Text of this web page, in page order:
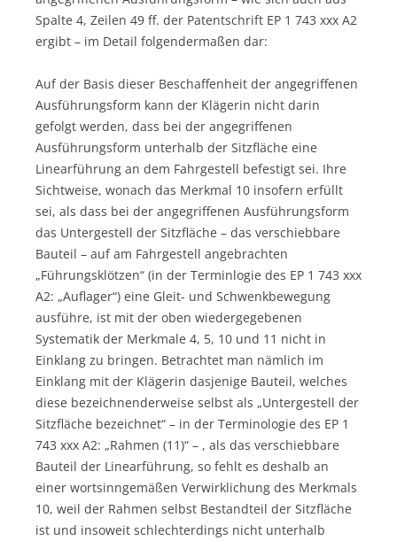
Spalte 4, Zeilen 49 ff. der Patentschrift EP 1 743 xxx A2
ergibt – im Detail folgendermaßen dar:
Auf der Basis dieser Beschaffenheit der angegriffenen
Ausführungsform kann der Klägerin nicht darin
gefolgt werden, dass bei der angegriffenen
Ausführungsform unterhalb der Sitzfläche eine
Linearführung an dem Fahrgestell befestigt sei. Ihre
Sichtweise, wonach das Merkmal 10 insofern erfüllt
sei, als dass bei der angegriffenen Ausführungsform
das Untergestell der Sitzfläche – das verschiebbare
Bauteil – auf am Fahrgestell angebrachten
„Führungsklötzen“ (in der Terminlogie des EP 1 743 xxx
A2: „Auflager“) eine Gleit- und Schwenkbewegung
ausführe, ist mit der oben wiedergegebenen
Systematik der Merkmale 4, 5, 10 und 11 nicht in
Einklang zu bringen. Betrachtet man nämlich im
Einklang mit der Klägerin dasjenige Bauteil, welches
diese bezeichnenderweise selbst als „Untergestell der
Sitzfläche bezeichnet“ – in der Terminologie des EP 1
743 xxx A2: „Rahmen (11)“ – , als das verschiebbare
Bauteil der Linearführung, so fehlt es deshalb an
einer wortsinngemäßen Verwirklichung des Merkmals
10, weil der Rahmen selbst Bestandteil der Sitzfläche
ist und insoweit schlechterdings nicht unterhalb